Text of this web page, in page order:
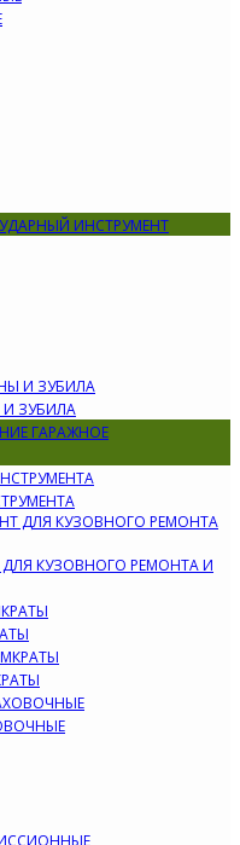
УДАРНЫЙ ИНСТРУМЕНТ
ЗУБИЛА
ГАРАЖНОЕ
КУЗОВНОГО РЕМОНТА И